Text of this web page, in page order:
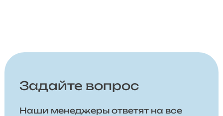
Задайте вопрос
Наши менеджеры ответят на все